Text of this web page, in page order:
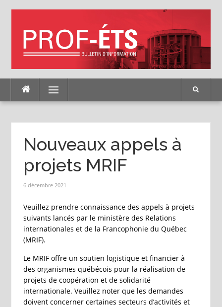
Menu
Nouveaux appels à
projets MRIF
6 décembre 2021
Veuillez prendre connaissance des appels à projets
suivants lancés par le ministère des Relations
internationales et de la Francophonie du Québec
(MRIF).
Le MRIF offre un soutien logistique et financier à
des organismes québécois pour la réalisation de
projets de coopération et de solidarité
internationale. Veuillez noter que les demandes
doivent concerner certaines secteurs d’activités et